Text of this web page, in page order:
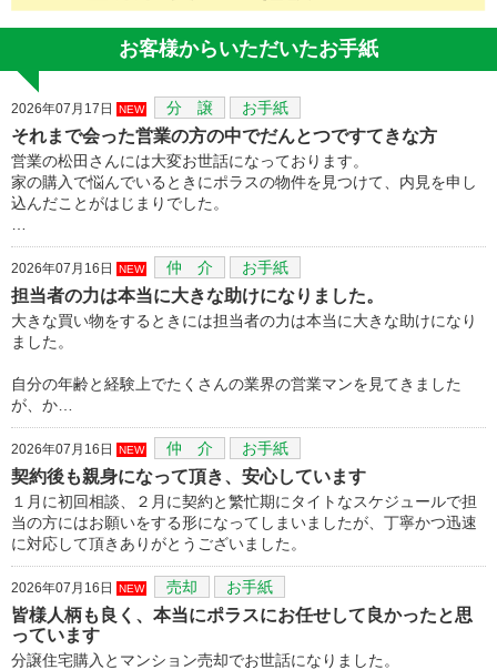
お客様からいただいたお手紙
2026年07月17日 NEW 分 譲 お手紙
それまで会った営業の方の中でだんとつですてきな方
営業の松田さんには大変お世話になっております。
家の購入で悩んでいるときにポラスの物件を見つけて、内見を申し
込んだことがはじまりでした。
2026年07月16日 NEW 仲 介 お手紙
担当者の力は本当に大きな助けになりました。
大きな買い物をするときには担当者の力は本当に大きな助けになり
ました。
自分の年齢と経験上でたくさんの業界の営業マンを見てきました
が、か…
2026年07月16日 NEW 仲 介 お手紙
契約後も親身になって頂き、安心しています
１月に初回相談、２月に契約と繁忙期にタイトなスケジュールで担
当の方にはお願いをする形になってしまいましたが、丁寧かつ迅速
に対応して頂きありがとうございました。
2026年07月16日 NEW 売却 お手紙
皆様人柄も良く、本当にポラスにお任せして良かったと思
っています
分譲住宅購入とマンション売却でお世話になりました。